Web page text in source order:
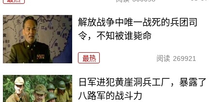
解放战争中唯一战死的兵团司
令，不知被谁毙命
最热 阅读 269921
日军进犯黄崖洞兵工厂，暴露了
八路军的战斗力